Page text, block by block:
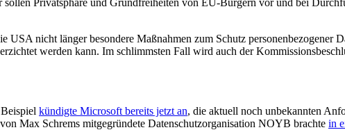
USA nicht länger besondere Maßnahmen zum Schutz
werden kann. Im schlimmsten Fall wird auch der
kündigte Microsoft bereits jetzt an, die aktuell noch unbekannten
Max Schrems mitgegründete Datenschutzorganisation NOYB brachte in